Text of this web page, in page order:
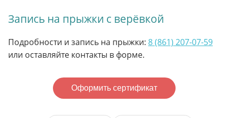
Запись на прыжки с верёвкой
Подробности и запись на прыжки: 8 (861) 207-07-59
или оставляйте контакты в форме.
Оформить сертификат